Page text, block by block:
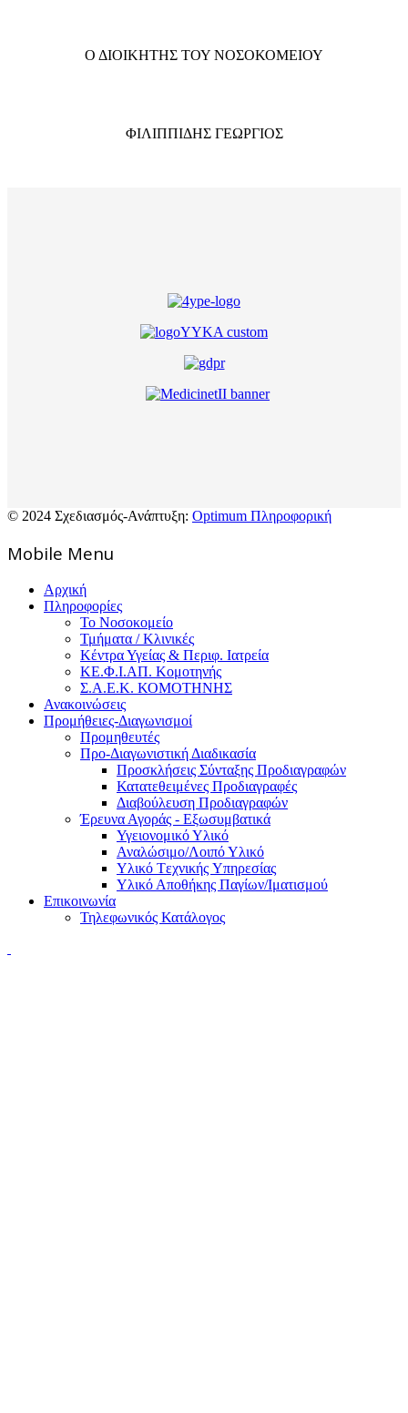
Ο ΔΙΟΙΚΗΤΗΣ ΤΟΥ ΝΟΣΟΚΟΜΕΙΟΥ
ΦΙΛΙΠΠΙΔΗΣ ΓΕΩΡΓΙΟΣ
© 2024 Σχεδιασμός-Ανάπτυξη: Optimum Πληροφορική
Mοbile Menu
Αρχική
Πληροφορίες
Το Νοσοκομείο
Τμήματα / Κλινικές
Κέντρα Υγείας & Περιφ. Ιατρεία
ΚΕ.Φ.Ι.ΑΠ. Κομοτηνής
Σ.Α.Ε.Κ. ΚΟΜΟΤΗΝΗΣ
Ανακοινώσεις
Προμήθειες-Διαγωνισμοί
Προμηθευτές
Προ-Διαγωνιστική Διαδικασία
Προσκλήσεις Σύνταξης Προδιαγραφών
Κατατεθειμένες Προδιαγραφές
Διαβούλευση Προδιαγραφών
Έρευνα Αγοράς - Εξωσυμβατικά
Υγειονομικό Υλικό
Αναλώσιμο/Λοιπό Υλικό
Υλικό Tεχνικής Yπηρεσίας
Υλικό Αποθήκης Παγίων/Ιματισμού
Επικοινωνία
Τηλεφωνικός Κατάλογος